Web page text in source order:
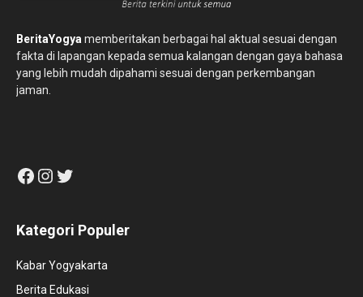
BeritaYogya memberitakan berbagai hal aktual sesuai dengan
fakta di lapangan kepada semua kalangan dengan gaya bahasa
yang lebih mudah dipahami sesuai dengan perkembangan
jaman.
Facebook
Instagram
Twitter
Kategori Populer
Kabar Yogyakarta
Berita Edukasi